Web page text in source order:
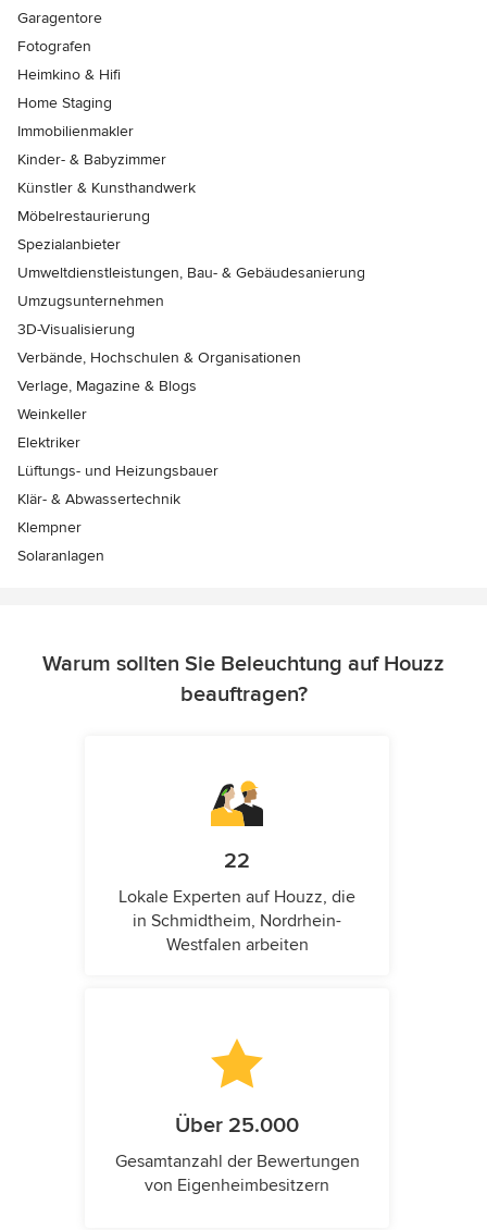
Garagentore
Fotografen
Heimkino & Hifi
Home Staging
Immobilienmakler
Kinder- & Babyzimmer
Künstler & Kunsthandwerk
Möbelrestaurierung
Spezialanbieter
Umweltdienstleistungen, Bau- & Gebäudesanierung
Umzugsunternehmen
3D-Visualisierung
Verbände, Hochschulen & Organisationen
Verlage, Magazine & Blogs
Weinkeller
Elektriker
Lüftungs- und Heizungsbauer
Klär- & Abwassertechnik
Klempner
Solaranlagen
Warum sollten Sie Beleuchtung auf Houzz
beauftragen?
22
Lokale Experten auf Houzz, die
in Schmidtheim, Nordrhein-
Westfalen arbeiten
Über 25.000
Gesamtanzahl der Bewertungen
von Eigenheimbesitzern